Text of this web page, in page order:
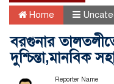
Home
বরগুনার
দুশ্চিন্তা,মানবিক
Reporter Name